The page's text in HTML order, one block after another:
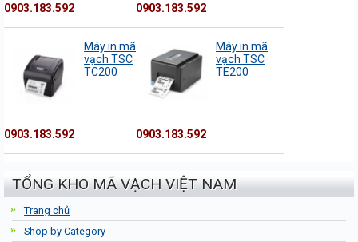
0903.183.592 0903.183.592
Máy in mã
vạch TSC
TC200
0903.183.592
Máy in mã
vạch TSC
TE200
0903.183.592
TỔNG KHO MÃ VẠCH VIỆT NAM
Trang chủ
Shop by Category